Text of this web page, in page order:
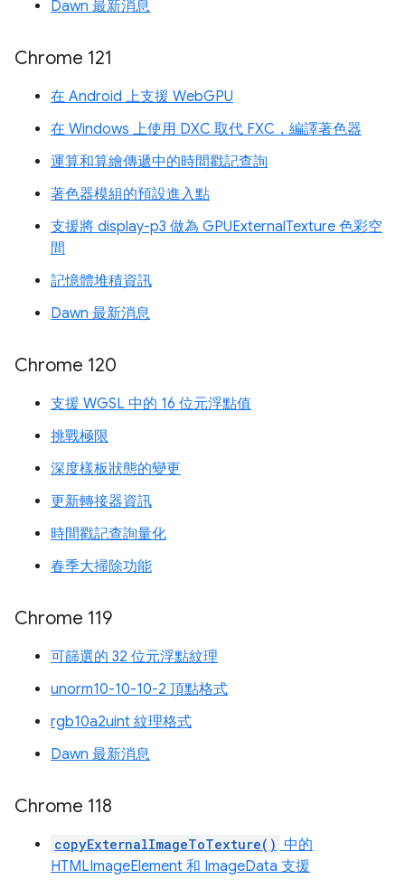
Dawn 最新消息
Chrome 121
在 Android 上支援 WebGPU
在 Windows 上使用 DXC 取代 FXC，編譯著色器
運算和算繪傳遞中的時間戳記查詢
著色器模組的預設進入點
支援將 display-p3 做為 GPUExternalTexture 色彩空
間
記憶體堆積資訊
Dawn 最新消息
Chrome 120
支援 WGSL 中的 16 位元浮點值
挑戰極限
深度樣板狀態的變更
更新轉接器資訊
時間戳記查詢量化
春季大掃除功能
Chrome 119
可篩選的 32 位元浮點紋理
unorm10-10-10-2 頂點格式
rgb10a2uint 紋理格式
Dawn 最新消息
Chrome 118
copyExternalImageToTexture() 中的
HTMLImageElement 和 ImageData 支援